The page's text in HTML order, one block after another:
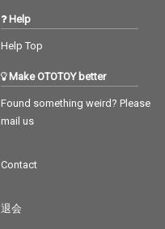
Help
Help Top
Make OTOTOY better
Found something weird? Please
mail us
Contact
退会